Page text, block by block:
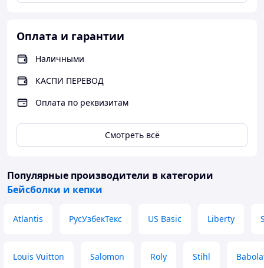
Оплата и гарантии
Наличными
КАСПИ ПЕРЕВОД
Оплата по реквизитам
Смотреть всё
Популярные производители в категории
Бейсболки и кепки
Atlantis РусУзбекТекс US Basic Liberty
Louis Vuitton Salomon Roly Stihl